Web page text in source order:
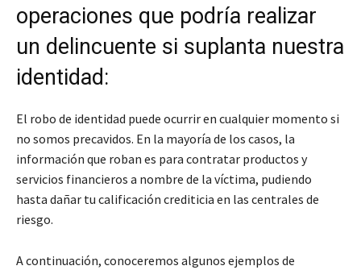
operaciones que podría realizar
un delincuente si suplanta nuestra
identidad:
El robo de identidad puede ocurrir en cualquier momento si
no somos precavidos. En la mayoría de los casos, la
información que roban es para contratar productos y
servicios financieros a nombre de la víctima, pudiendo
hasta dañar tu calificación crediticia en las centrales de
riesgo.
A continuación, conoceremos algunos ejemplos de